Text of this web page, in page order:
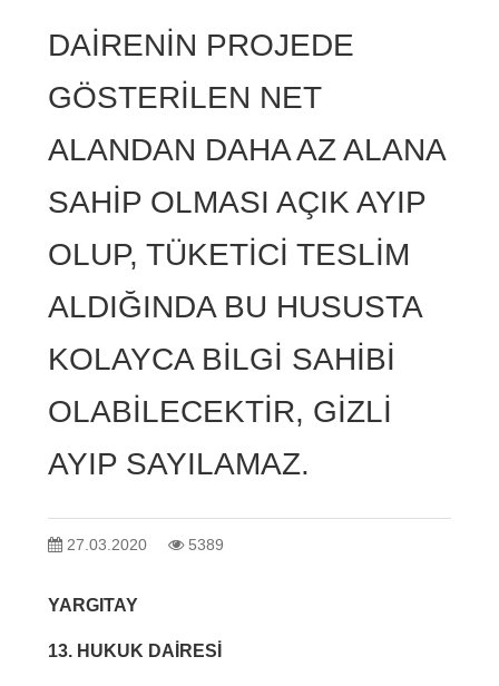
DAİRENİN PROJEDE
GÖSTERİLEN NET
ALANDAN DAHA AZ ALANA
SAHİP OLMASI AÇIK AYIP
OLUP, TÜKETİCİ TESLİM
ALDIĞINDA BU HUSUSTA
KOLAYCA BİLGİ SAHİBİ
OLABİLECEKTİR, GİZLİ
AYIP SAYILAMAZ.
27.03.2020 5389
YARGITAY
13. HUKUK DAİRESİ